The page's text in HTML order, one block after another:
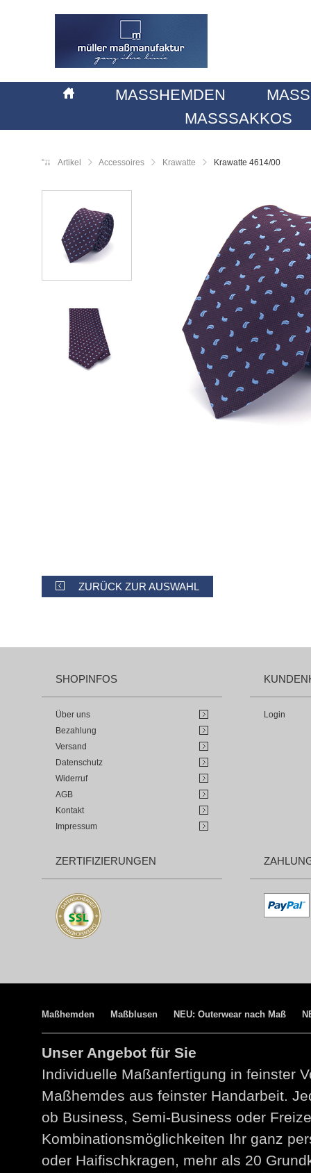
MASSHEMDEN
MASSSAKKOS
Artikel Accessoires Krawatte Krawatte 4614/00
ZURÜCK ZUR AUSWAHL
SHOPINFOS
Über uns
Bezahlung
Versand
Datenschutz
Widerruf
AGB
Kontakt
Impressum
Login
ZERTIFIZIERUNGEN
Maßhemden Maßblusen NEU: Outerwear nach Maß
Unser Angebot für Sie
Individuelle Maßanfertigung in feinster
Maßhemdes aus feinster Handarbeit.
ob Business, Semi-Business oder
Kombinationsmöglichkeiten Ihr ganz
oder Haifischkragen, mehr als 20